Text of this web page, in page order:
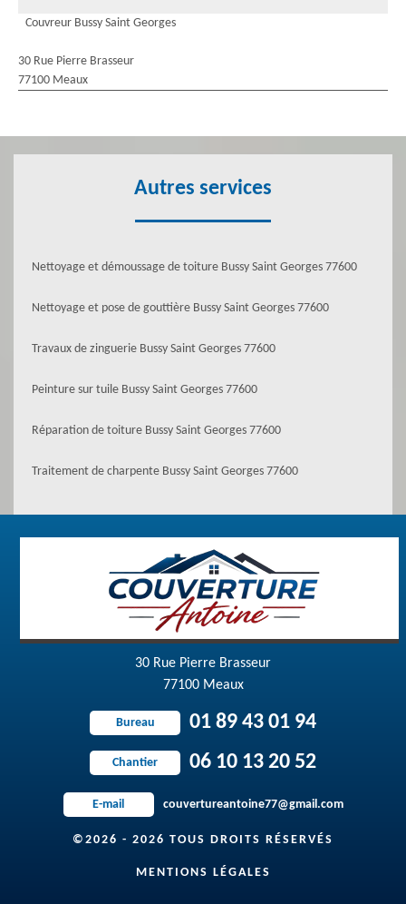
Couvreur Bussy Saint Georges
30 Rue Pierre Brasseur
77100 Meaux
Autres services
Nettoyage et démoussage de toiture Bussy Saint Georges 77600
Nettoyage et pose de gouttière Bussy Saint Georges 77600
Travaux de zinguerie Bussy Saint Georges 77600
Peinture sur tuile Bussy Saint Georges 77600
Réparation de toiture Bussy Saint Georges 77600
Traitement de charpente Bussy Saint Georges 77600
30 Rue Pierre Brasseur
77100 Meaux
Bureau 01 89 43 01 94
Chantier 06 10 13 20 52
E-mail couvertureantoine77@gmail.com
©2026 - 2026 TOUS DROITS RÉSERVÉS
MENTIONS LÉGALES